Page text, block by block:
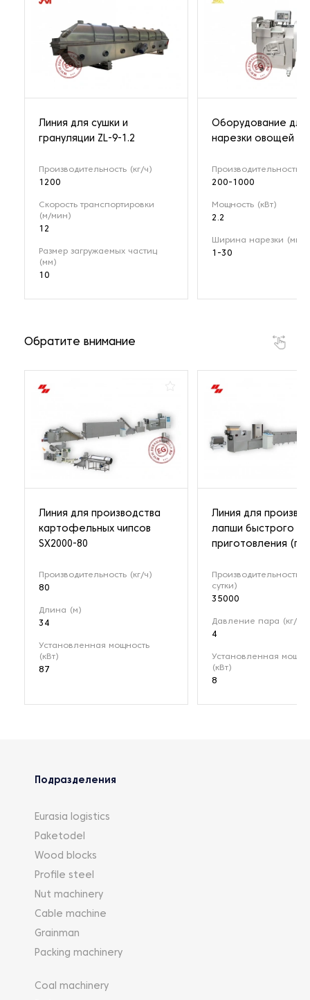
Линия для сушки и
грануляции ZL-9-1.2
Производительность (кг/ч)
1200
Скорость транспортировки
(м/мин)
12
Размер загружаемых частиц
(мм)
10
Оборудование для
нарезки овощей
Производительность
200-1000
Мощность (кВт)
2.2
Ширина нарезки (мм)
1-30
Обратите внимание
Линия для производства
картофельных чипсов
SX2000-80
Производительность (кг/ч)
80
Длина (м)
34
Установленная мощность
(кВт)
87
Линия для
лапши быстрого
приготовления
Производительность
сутки)
35000
Давление пара (кг/
4
Установленная
(кВт)
8
Подразделения
Eurasia logistics
Paketodel
Wood blocks
Profile steel
Nut machinery
Cable machine
Grainman
Packing machinery
Coal machinery